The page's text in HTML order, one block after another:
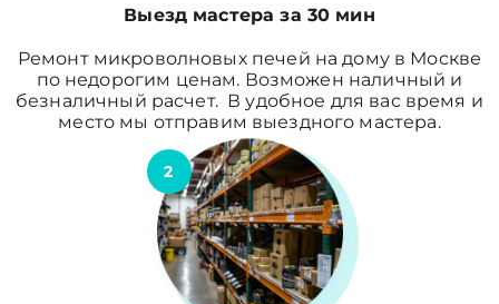
Выезд мастера за 30 мин
Ремонт микроволновых печей на дому в Москве
по недорогим ценам. Возможен наличный и
безналичный расчет. В удобное для вас время и
место мы отправим выездного мастера.
2